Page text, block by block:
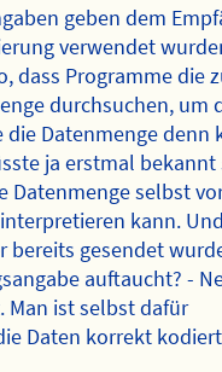
geben dem
verwendet
dass Programme die
durchsuchen, um
die Datenmenge denn
ja erstmal bekannt
Datenmenge selbst
kann.
bereits gesendet
auftaucht? -
ist selbst dafür
Daten korrekt